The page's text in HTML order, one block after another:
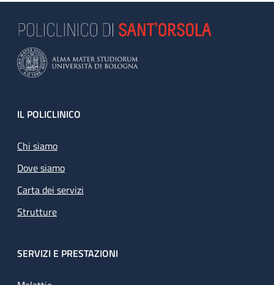
Footer
IL POLICLINICO
Chi siamo
Dove siamo
Carta dei servizi
Strutture
SERVIZI E PRESTAZIONI